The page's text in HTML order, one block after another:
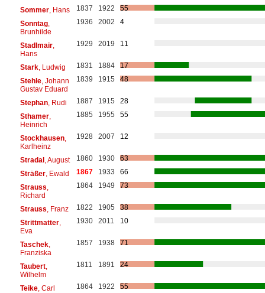
Sommer, Hans 1837 1922
55
Sonntag,
Brunhilde
1936 2002 4
Stadlmair,
Hans
1929 2019 11
Stark, Ludwig 1831 1884
17
Stehle, Johann
Gustav Eduard
1839 1915 48
Stephan, Rudi 1887 1915
28
Sthamer,
Heinrich
1885 1955 55
Stockhausen,
Karlheinz
1928 2007 12
Stradal , August 1860 1930
63
Sträßer, Ewald 1867 1933
66
Strauss,
Richard
1864 1949 73
Strauss, Franz 1822 1905
38
Strittmatter,
Eva
1930 2011 10
Taschek,
Franziska
1857 1938 71
Taubert,
Wilhelm
1811 1891 24
Teike, Carl 1864 1922
55